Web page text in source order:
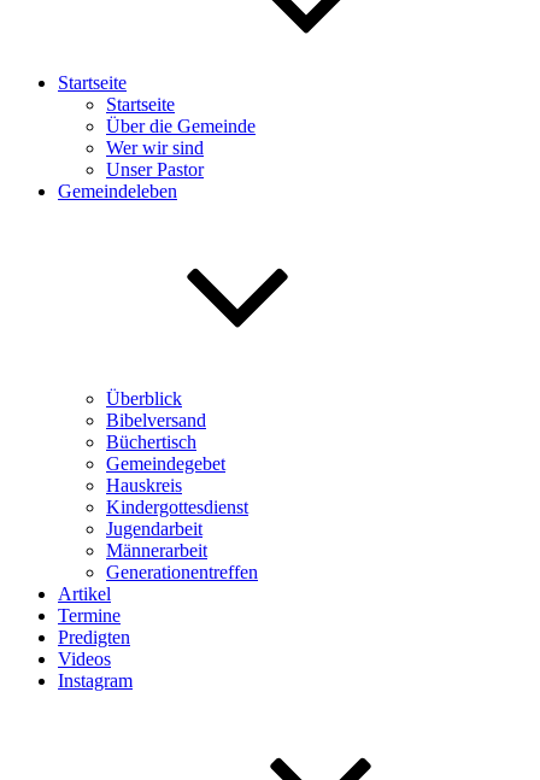
Startseite
Startseite
Über die Gemeinde
Wer wir sind
Unser Pastor
Gemeindeleben
Überblick
Bibelversand
Büchertisch
Gemeindegebet
Hauskreis
Kindergottesdienst
Jugendarbeit
Männerarbeit
Generationentreffen
Artikel
Termine
Predigten
Videos
Instagram